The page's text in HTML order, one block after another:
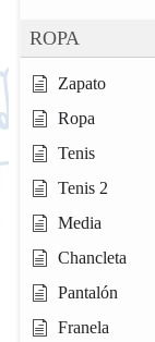
ROPA
Zapato
Ropa
Tenis
Tenis 2
Media
Chancleta
Pantalón
Franela